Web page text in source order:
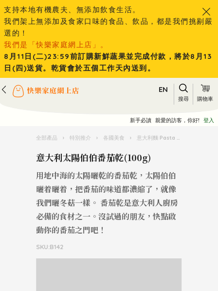
支持本地有機農夫、無添加飲食生活。
我們架上無添加及食家口味的食品、飲品，都是我們挑剔嚴
選的！
我們是「快樂家庭網上店」。
8月11日(二)23:59前訂購新鮮蔬果並完成付款，將於8月13
日(四)送貨。乾貨會於五個工作天內送到。
EN
搜尋 購物車
新手必讀 親愛的訪客，你好! 登入
全部產品 › 特別推介 › 各國美食 › 意大利麵 Pasta 王國
意大利太陽伯伯番茄乾(100g)
用地中海的太陽曬乾的番茄乾，太陽伯伯
曬着曬着，把番茄的味道都濃縮了，就像
我們曬冬菇一樣。 番茄乾是意大利人廚房
必備的食材之一。沒試過的朋友，快點啟
動你的番茄之門吧！
SKU:B142